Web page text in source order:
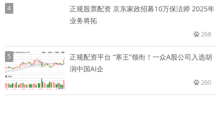
4
正规股票配资 京东家政招募10万保洁师 2025年
业务将拓
268
5
正规配资平台 “寒王”领衔！一众A股公司入选胡
润中国AI企
260